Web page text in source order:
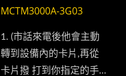
MCTM3000A-3G03
1. (市話來電後他會主動
轉到設備內的卡⽚,再從
卡⽚撥 打到你指定的⼿